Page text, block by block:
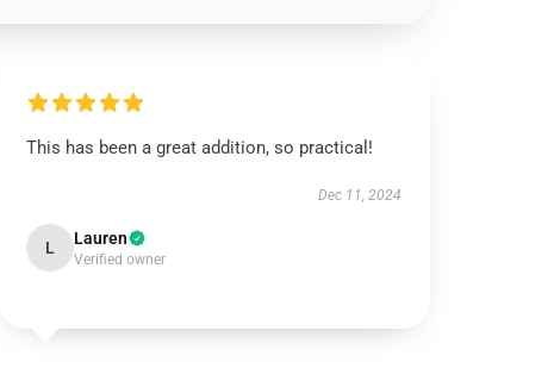
This has been a great addition, so practical!
Dec 11, 2024
L Lauren
Verified owner